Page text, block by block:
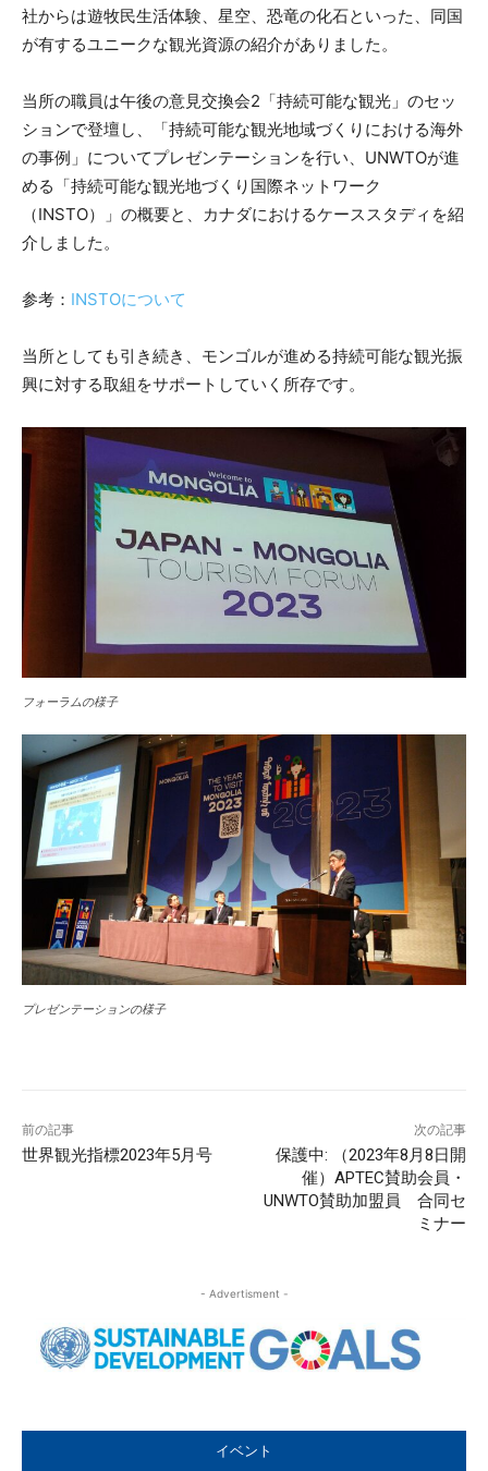
社からは遊牧民生活体験、星空、恐竜の化石といった、同国
が有するユニークな観光資源の紹介がありました。
当所の職員は午後の意見交換会2「持続可能な観光」のセッ
ションで登壇し、「持続可能な観光地域づくりにおける海外
の事例」についてプレゼンテーションを行い、UNWTOが進
める「持続可能な観光地づくり国際ネットワーク
（INSTO）」の概要と、カナダにおけるケーススタディを紹
介しました。
参考： INSTOについて
当所としても引き続き、モンゴルが進める持続可能な観光振
興に対する取組をサポートしていく所存です。
フォーラムの様子
プレゼンテーションの様子
前の記事
世界観光指標2023年5月号
次の記事
保護中: （2023年8月8日開
催）APTEC賛助会員・
UNWTO賛助加盟員 合同セ
ミナー
- Advertisment -
イベント